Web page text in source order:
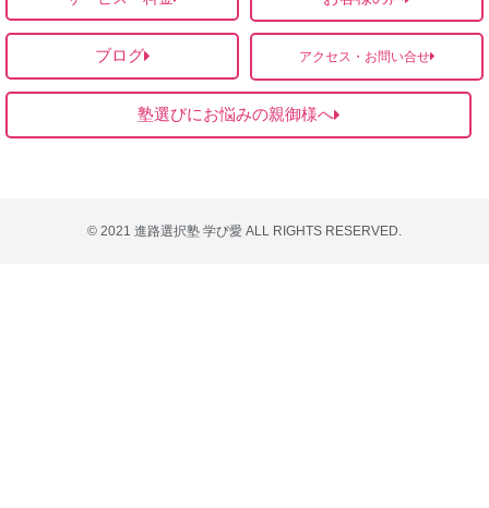
ブログ アクセス・お問い合せ
塾選びにお悩みの親御様へ
© 2021 進路選択塾 学び愛 ALL RIGHTS RESERVED​.